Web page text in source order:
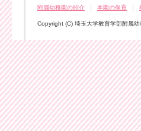
附属幼稚園の紹介 本園の保育
Copyright (C) 埼玉大学教育学部附属